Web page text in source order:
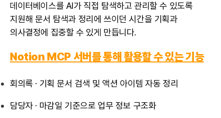
데이터베이스를 AI가 직접 탐색하고 관리할 수 있도록
지원해 문서 탐색과 정리에 쓰이던 시간을 기획과
의사결정에 집중할 수 있게 만듭니다.
Notion MCP 서버를 통해 활용할 수 있는 기능
회의록 · 기획 문서 검색 및 액션 아이템 자동 정리
담당자 · 마감일 기준으로 업무 정보 구조화